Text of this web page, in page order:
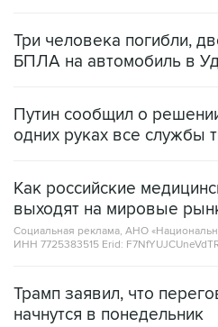
Три человека погибли,
БПЛА на автомобиль в
Путин сообщил о
одних руках все службы
Как российские
выходят на мировые
Социальная реклама, АНО
ИНН 7725383515 Erid:
Трамп заявил, что
начнутся в понедельник